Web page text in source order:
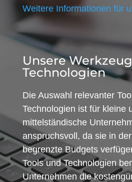
Weitere Informationen für
Unsere
Technologien
Die Auswahl relevanter
Technologien ist für kleine
mittelständische
anspruchsvoll, da sie in
begrenzte Budgets
Tools und Technologien
Unternehmen die